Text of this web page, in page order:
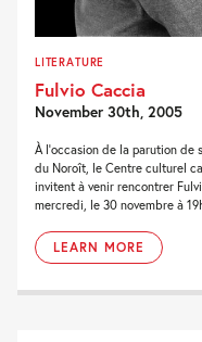
LITERATURE
Fulvio Caccia
November 30th, 2005
À l’occasion de la parution de
du Noroît, le Centre culturel
invitent à venir rencontrer
mercredi, le 30 novembre à
LEARN MORE